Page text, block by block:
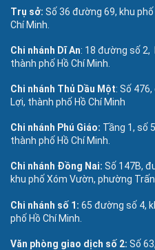
Trụ sở: Số 36 đường 69, khu
Chí Minh.
Chi nhánh Dĩ An: 18 đường số 2,
thành phố Hồ Chí Minh.
Chi nhánh Thủ Dầu Một: Số
Lợi, thành phố Hồ Chí Minh
Chi nhánh Phú Giáo: Tầng 1, số
thành phố Hồ Chí Minh.
Chi nhánh Đồng Nai: Số 147B,
khu phố Xóm Vườn, phường
Chi nhánh số 1: 65 đường số 4,
phố Hồ Chí Minh.
Văn phòng giao dịch số 2: Số